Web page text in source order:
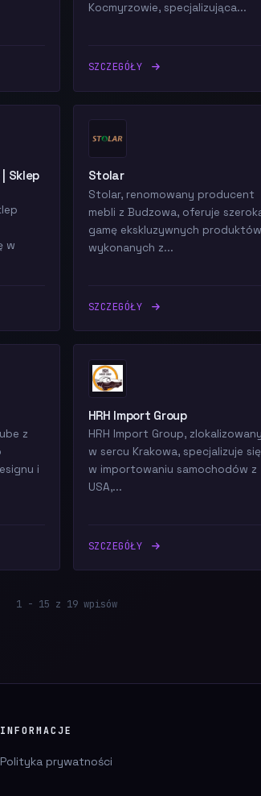
Kocmyrzowie, specjalizująca...
SZCZEGÓŁY
Sklep
w
Stolar
Stolar, renomowany producent
mebli z Budzowa, oferuje
gamę ekskluzywnych produktów
wykonanych z...
SZCZEGÓŁY
z
i
HRH Import Group
HRH Import Group, zlokalizowany
w sercu Krakowa, specjalizuje się
w importowaniu samochodów z
USA,...
SZCZEGÓŁY
1 - 15 z 19 wpisów
INFORMACJE
Polityka prywatności